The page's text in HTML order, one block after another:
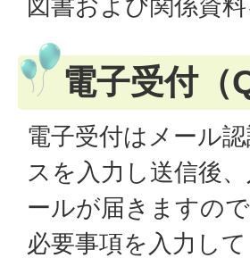
図書および関係資
電子受付（
電子受付はメール
スを入力し送信後
ールが届きますの
必要事項を入力して